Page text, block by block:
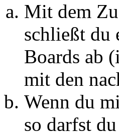
Mit dem
schließt du
Boards ab
mit den
Wenn du
so darfst